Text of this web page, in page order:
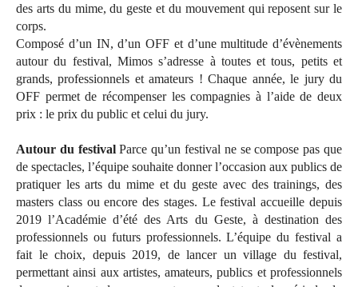
des arts du mime, du geste et du mouvement qui reposent sur le
corps.
Composé d’un IN, d’un OFF et d’une multitude d’évènements
autour du festival, Mimos s’adresse à toutes et tous, petits et
grands, professionnels et amateurs ! Chaque année, le jury du
OFF permet de récompenser les compagnies à l’aide de deux
prix : le prix du public et celui du jury.
Autour du festivalParce qu’un festival ne se compose pas que
de spectacles, l’équipe souhaite donner l’occasion aux publics de
pratiquer les arts du mime et du geste avec des trainings, des
masters class ou encore des stages. Le festival accueille depuis
2019 l’Académie d’été des Arts du Geste, à destination des
professionnels ou futurs professionnels. L’équipe du festival a
fait le choix, depuis 2019, de lancer un village du festival,
permettant ainsi aux artistes, amateurs, publics et professionnels